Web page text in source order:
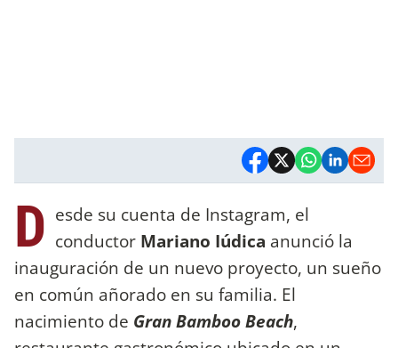
D esde su cuenta de Instagram, el
conductor Mariano Iúdica anunció la
inauguración de un nuevo proyecto, un sueño
en común añorado en su familia. El
nacimiento de Gran Bamboo Beach,